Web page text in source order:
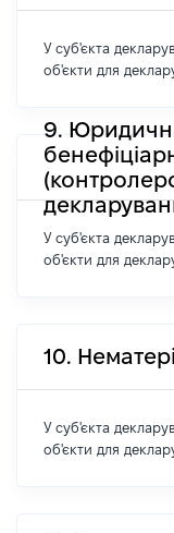
У суб'єкта
об'єкти для
9.
У суб'єкта
об'єкти для
10.
У суб'єкта
об'єкти для